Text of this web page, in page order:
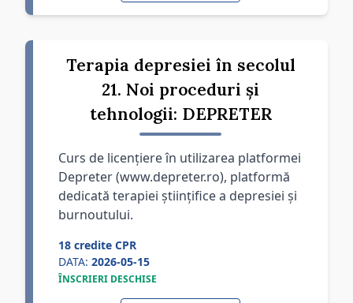
Terapia depresiei în secolul
21. Noi proceduri și
tehnologii: DEPRETER
Curs de licențiere în utilizarea platformei
Depreter (www.depreter.ro), platformă
dedicată terapiei științifice a depresiei și
burnoutului.
18 credite CPR
DATA: 2026-05-15
ÎNSCRIERI DESCHISE